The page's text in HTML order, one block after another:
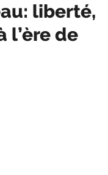
liberté,
l’ère de